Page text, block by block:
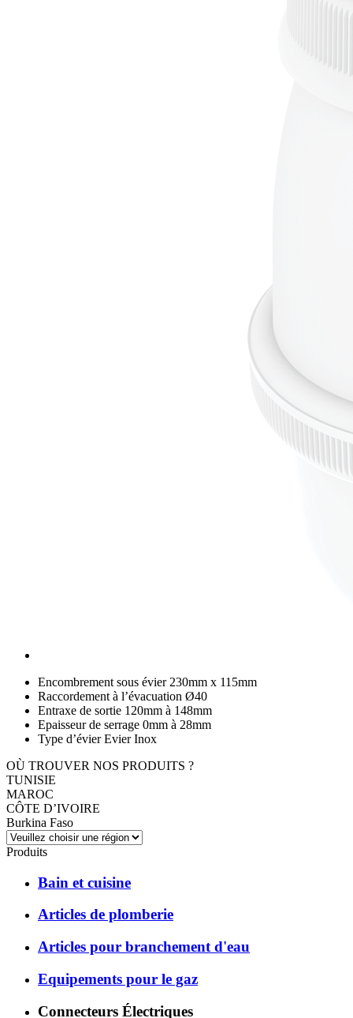
Encombrement sous évier 230mm x 115mm
Raccordement à l’évacuation Ø40
Entraxe de sortie 120mm à 148mm
Epaisseur de serrage 0mm à 28mm
Type d’évier Evier Inox
OÙ TROUVER NOS PRODUITS ?
TUNISIE
MAROC
CÔTE D’IVOIRE
Burkina Faso
Produits
Bain et cuisine
Articles de plomberie
Articles pour branchement d'eau
Equipements pour le gaz
Connecteurs Électriques